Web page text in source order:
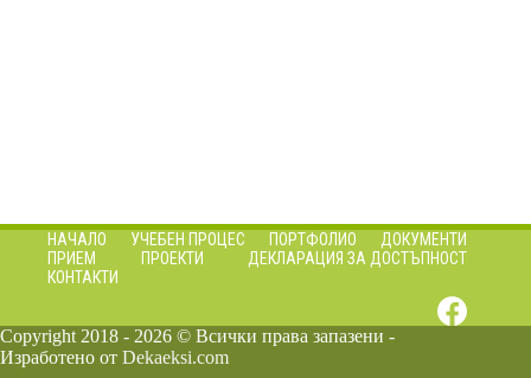
НАЧАЛО УЧЕБЕН ПРОЦЕС ПОРТФОЛИО
ДОКУМЕНТИ
ПРИЕМ
ПРОЕКТИ
ДЕКЛАРАЦИЯ ЗА ДОСТЪПНОСТ
КОНТАКТИ
Copyright 2018 - 2026 © Всички права запазени -
Изработено от Dekaeksi.com